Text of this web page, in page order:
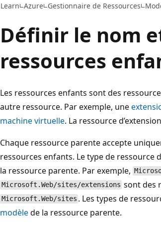
Learn Azure Gestionnaire de Ressources
Définir le nom
ressources
Les ressources enfants sont des
autre ressource. Par exemple, une
machine virtuelle. La ressource
Chaque ressource parente accepte
ressources enfants. Le type de ressource
la ressource parente. Par exemple,
Microsoft.Web/sites/extensions sont des
Microsoft.Web/sites . Les types de
modèlede la ressource parente.